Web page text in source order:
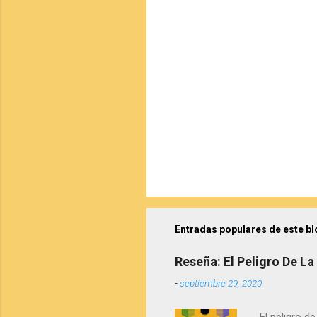
Entradas populares de este
Reseña: El Peligro De
-septiembre 29, 2020